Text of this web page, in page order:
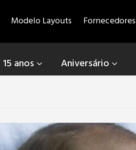
Modelo Layouts Fornecedores
15 anos Aniversário